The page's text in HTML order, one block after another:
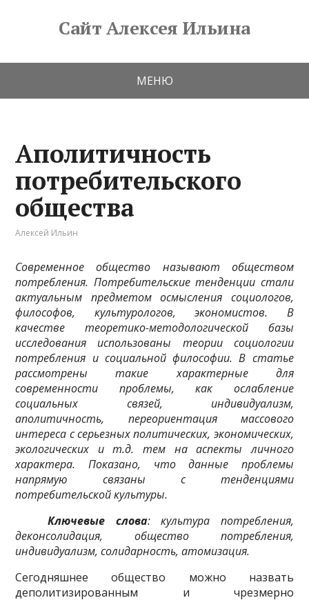
Сайт Алексея Ильина
МЕНЮ
Аполитичность
потребительского
общества
Алексей Ильин
Современное общество называют обществом
потребления. Потребительские тенденции стали
актуальным предметом осмысления социологов,
философов, культурологов, экономистов. В
качестве теоретико-методологической базы
исследования использованы теории социологии
потребления и социальной философии. В статье
рассмотрены такие характерные для
современности проблемы, как ослабление
социальных связей, индивидуализм,
аполитичность, переориентация массового
интереса с серьезных политических, экономических,
экологических и т.д. тем на аспекты личного
характера. Показано, что данные проблемы
напрямую связаны с тенденциями
потребительской культуры.
Ключевые слова: культура потребления,
деконсолидация, общество потребления,
индивидуализм, солидарность, атомизация.
Сегодняшнее общество можно назвать
деполитизированным и чрезмерно